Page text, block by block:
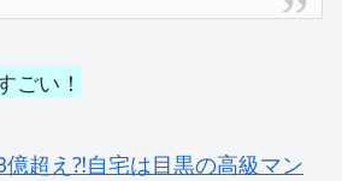
ごい！
超え⁈自宅は目黒の高級マン